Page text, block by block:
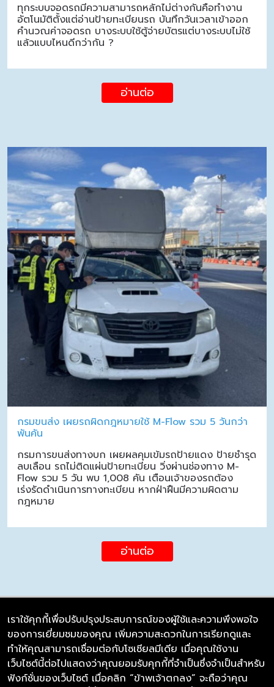
ทุกระบบจอดรถมีความสามารถหลักไม่ต่างกันคือทำงาน
อัตโนมัติตั้งแต่อ่านป้ายทะเบียนรถ บันทึกวันเวลาเข้าออก
คำนวณค่าจอดรถ บางระบบใช้ตู้จ่ายบัตรแต่บางระบบไม่ใช้
แล้วแบบไหนดีกว่ากัน ?
อ่านต่อ
กรมขนส่ง เผยรถผิดกฎหมายใช้ M-Flow รวม 5 วันกว่า
พันคัน
กรมการขนส่งทางบก เผยผลคุมเข้มรถป้ายแดง ป้ายชำรุด
ลบเลือน รถไม่ติดแผ่นป้ายทะเบียน วิ่งผ่านช่องทาง M-
Flow รวม 5 วัน พบ 1,008 คัน เตือนเจ้าของรถต้อง
เร่งรัดดำเนินการทางทะเบียน หากฝ่าฝืนมีความผิดตาม
กฎหมาย
อ่านต่อ
บริษัท ซิมลิงค์ จำกัด
98/226 Bangrakyai-Baanmai Road,
Bangyai, Nonthaburi 11140
เราใช้คุกกี้เพื่อปรับปรุงประสบการณ์ของผู้ใช้และความพึงพอใจ
ของการเยี่ยมชมของคุณ เพิ่มความสะดวกในการเรียกดูและ
ทำให้คุณสามารถเชื่อมต่อกับโซเชียลมีเดีย เมื่อคุณใช้งาน
เว็บไซต์นี้ต่อไปแสดงว่าคุณยอมรับคุกกี้ที่จำเป็นซึ่งจำเป็นสำหรับ
ฟังก์ชั่นของเว็บไซต์ เมื่อคลิก “ข้าพเจ้าตกลง” จะถือว่าคุณ